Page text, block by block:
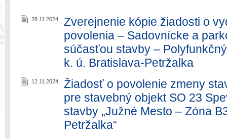
28.11.2024
Zverejnenie kópie žiadosti o
povolenia – Sadovnícke a
súčasťou stavby –
k. ú. Bratislava-Petržalka
12.11.2024
Žiadosť o povolenie zmeny
pre stavebný objekt SO 23
stavby „Južné Mesto – Zóna
Petržalka“